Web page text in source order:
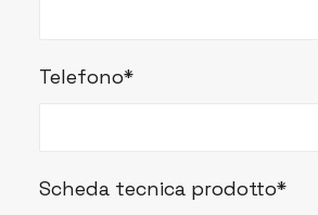
Telefono*
Scheda tecnica prodotto*